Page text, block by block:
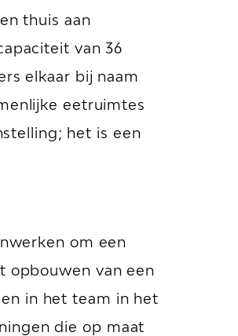
thuis aan
van 36
elkaar bij naam
eetruimtes
het is een
om een
opbouwen van een
in het team in het
die op maat